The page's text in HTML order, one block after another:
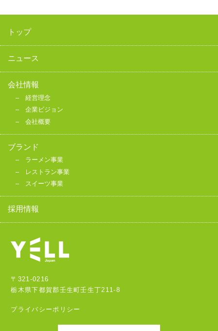
〒321-0216
栃木県下都賀郡壬生町壬生丁211-8
プライバシーポリシー
トップ
ニュース
会社情報
経営理念
企業ビジョン
会社概要
ブランド
ラーメン事業
レストラン事業
スイーツ事業
採用情報